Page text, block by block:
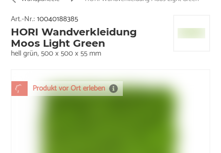
Produkt vor Ort erleben
Art.-Nr.:10040188385
HORI Wandverkleidung
Moos Light Green
hell grün, 500 x 500 x 55 mm